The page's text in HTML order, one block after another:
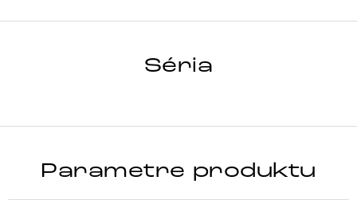
Séria
Array
Parametre produktu